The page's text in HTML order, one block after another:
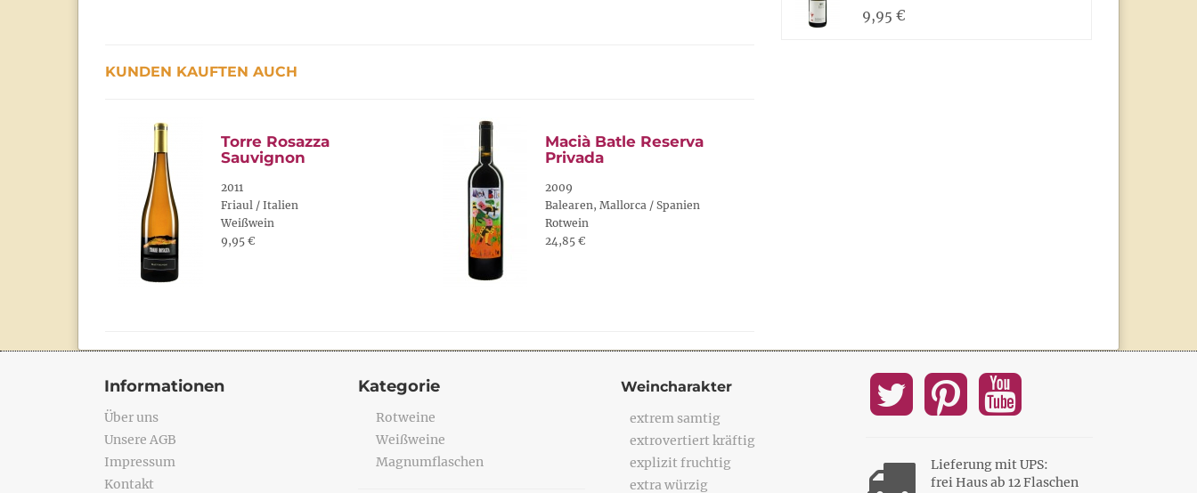
KUNDEN KAUFTEN AUCH
Torre Rosazza
Sauvignon
2011
Friaul / Italien
Weißwein
9,95 €
Macià Batle Reserva
Privada
2009
Balearen, Mallorca / Spanien
Rotwein
24,85 €
9,95 €
Informationen
Über uns
Unsere AGB
Impressum
Kontakt
Kategorie
Rotweine
Weißweine
Magnumflaschen
Weincharakter
extrem samtig
extrovertiert kräftig
explizit fruchtig
extra würzig
Lieferung mit UPS:
frei Haus ab 12 Flaschen